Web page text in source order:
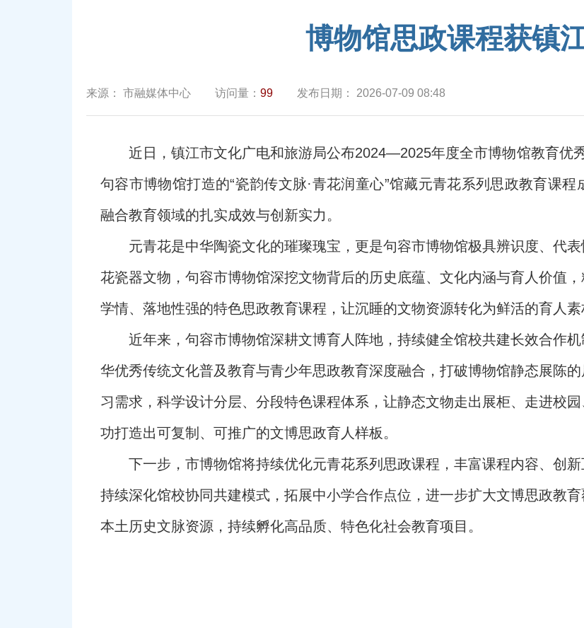
博物馆思政课程获镇
来源： 市融媒体中心 访问量： 99 发布日期： 2026-07-09 08:48
近日，镇江市文化广电和旅游局公布2024—2025年度全市博物馆教育优
句容市博物馆打造的“瓷韵传文脉·青花润童心”馆藏元青花系列思政教育课
融合教育领域的扎实成效与创新实力。
元青花是中华陶瓷文化的璀璨瑰宝，更是句容市博物馆极具辨识度、代
花瓷器文物，句容市博物馆深挖文物背后的历史底蕴、文化内涵与育人价值
学情、落地性强的特色思政教育课程，让沉睡的文物资源转化为鲜活的育人素
近年来，句容市博物馆深耕文博育人阵地，持续健全馆校共建长效合作
华优秀传统文化普及教育与青少年思政教育深度融合，打破博物馆静态展陈
习需求，科学设计分层、分段特色课程体系，让静态文物走出展柜、走进校
功打造出可复制、可推广的文博思政育人样板。
下一步，市博物馆将持续优化元青花系列思政课程，丰富课程内容、创
持续深化馆校协同共建模式，拓展中小学合作点位，进一步扩大文博思政教
本土历史文脉资源，持续孵化高品质、特色化社会教育项目。